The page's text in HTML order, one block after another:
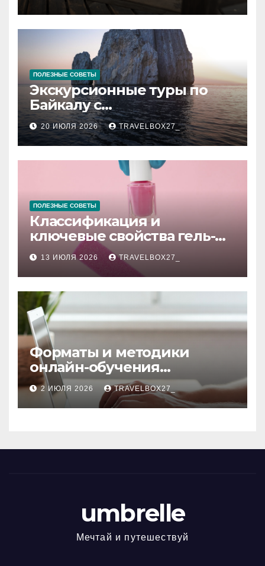
ПОЛЕЗНЫЕ СОВЕТЫ
Экскурсионные туры по
Байкалу с
предоставлением техники
в аренду
20 ИЮЛЯ 2026 TRAVELBOX27_
ПОЛЕЗНЫЕ СОВЕТЫ
Классификация и
ключевые свойства гель-
лаков для ногтей
13 ИЮЛЯ 2026 TRAVELBOX27_
Форматы и методики
онлайн-обучения
современным профессиям
2 ИЮЛЯ 2026 TRAVELBOX27_
umbrelle
Мечтай и путешествуй